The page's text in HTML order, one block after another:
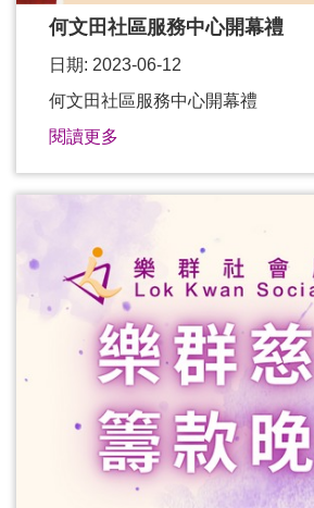
何文田社區服務中心開幕禮
日期: 2023-06-12
何文田社區服務中心開幕禮
閱讀更多